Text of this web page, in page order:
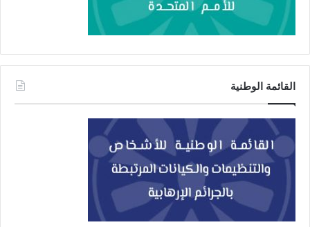
القائمة الوطنية